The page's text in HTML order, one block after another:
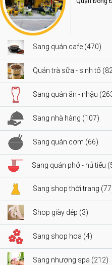
Sang quán cafe (470)
Quán trà sữa - sinh tố
Sang quán ăn - nhậu
Sang nhà hàng (107)
Sang quán cơm (66)
Sang quán phở - hủ tiếu
Sang shop thời trang
Shop giày dép (3)
Sang shop hoa (4)
Sang nhượng spa (212)